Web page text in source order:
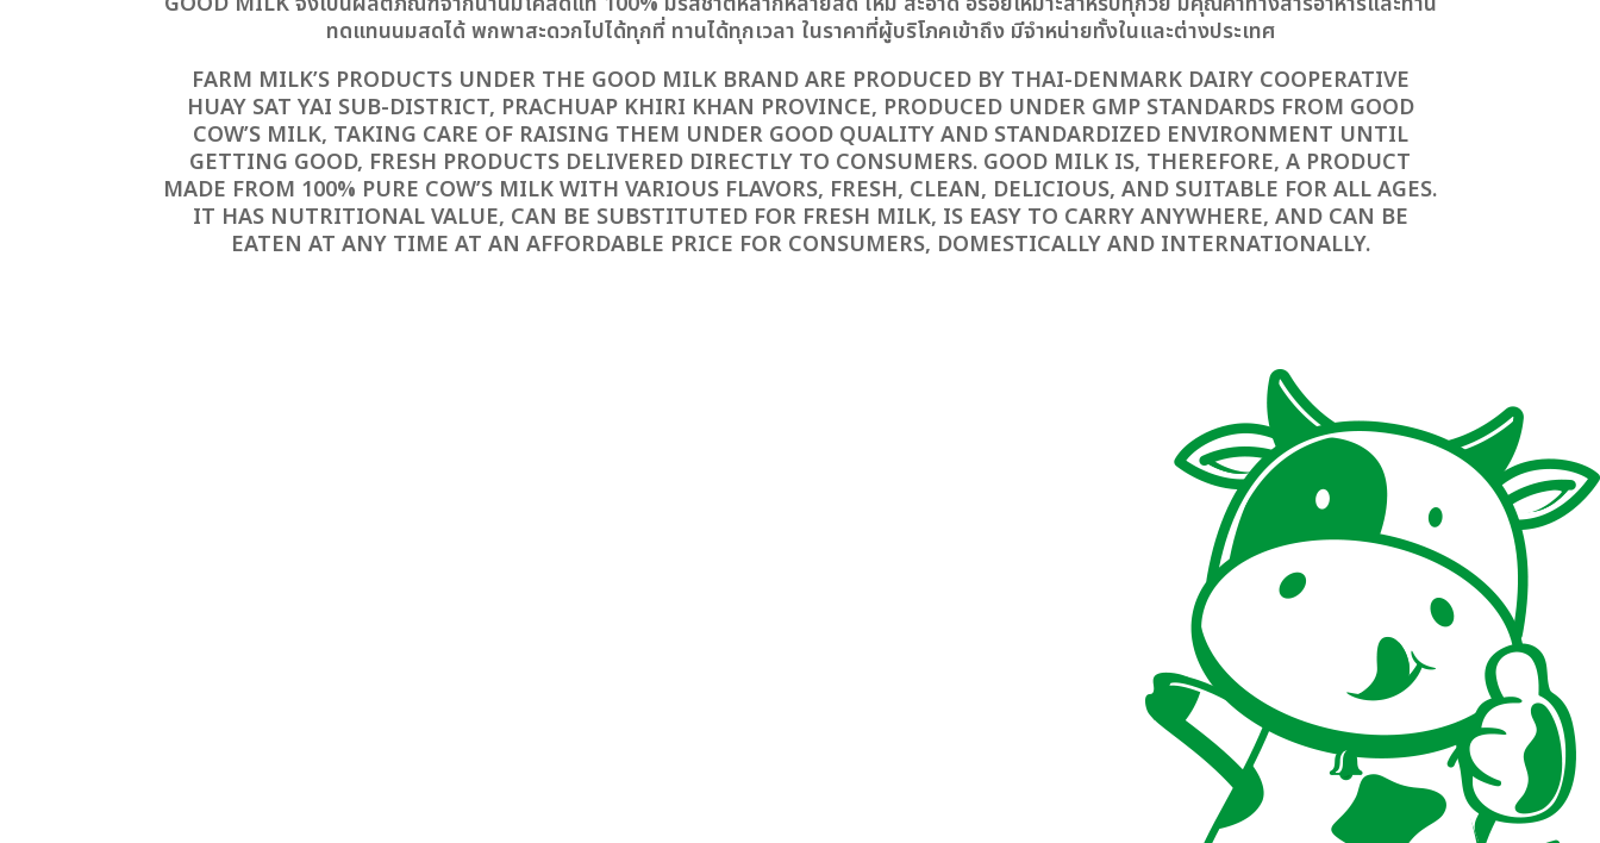
ทดแทนนมสดได้ พกพาสะดวกไปได้ทุกที่ ทานได้ทุกเวลา ในราคาที่ผู้บริโภคเข้าถึง มีจำหน่ายทั้งในและต่างประเทศ
FARM MILK’S PRODUCTS UNDER THE GOOD MILK BRAND ARE PRODUCED BY THAI-DENMARK DAIRY COOPERATIVE
HUAY SAT YAI SUB-DISTRICT, PRACHUAP KHIRI KHAN PROVINCE, PRODUCED UNDER GMP STANDARDS FROM GOOD
COW’S MILK, TAKING CARE OF RAISING THEM UNDER GOOD QUALITY AND STANDARDIZED ENVIRONMENT UNTIL
GETTING GOOD, FRESH PRODUCTS DELIVERED DIRECTLY TO CONSUMERS. GOOD MILK IS, THEREFORE, A PRODUCT
MADE FROM 100% PURE COW’S MILK WITH VARIOUS FLAVORS, FRESH, CLEAN, DELICIOUS, AND SUITABLE FOR ALL AGES.
IT HAS NUTRITIONAL VALUE, CAN BE SUBSTITUTED FOR FRESH MILK, IS EASY TO CARRY ANYWHERE, AND CAN BE
EATEN AT ANY TIME AT AN AFFORDABLE PRICE FOR CONSUMERS, DOMESTICALLY AND INTERNATIONALLY.